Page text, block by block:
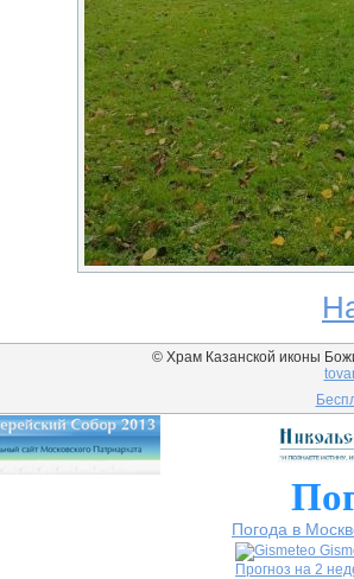
© Храм Казанской иконы
Погода в
Прогноз на 2